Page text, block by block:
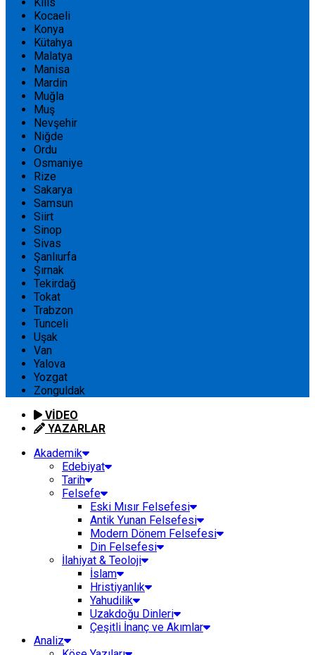
Kocaeli
Konya
Kütahya
Malatya
Manisa
Mardin
Muğla
Muş
Nevşehir
Niğde
Ordu
Osmaniye
Rize
Sakarya
Samsun
Siirt
Sinop
Sivas
Şanlıurfa
Şırnak
Tekirdağ
Tokat
Trabzon
Tunceli
Uşak
Van
Yalova
Yozgat
Zonguldak
VİDEO
YAZARLAR
Akademik
Edebiyat
Tarih
Felsefe
Eski Mısır Felsefesi
Antik Yunan Felsefesi
Modern Dönem Felsefesi
Din Felsefesi
İlahiyat & Teoloji
İslam
Hristiyanlık
Yahudilik
Uzakdoğu Dinleri
Çeşitli İnanç ve Akımlar
Analiz